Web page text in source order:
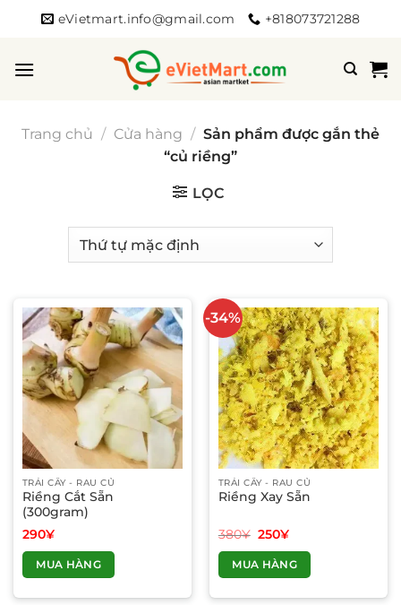
dung
eVietmart.info@gmail.com +818073721288
Trang chủ / Cửa hàng / Sản phẩm được gắn thẻ
“củ riềng”
LỌC
TRÁI CÂY - RAU CỦ
Riềng Cắt Sẵn
(300gram)
290¥
MUA HÀNG
-34%
TRÁI CÂY - RAU CỦ
Riềng Xay Sẵn
380¥ Giá
là:
380¥.
250¥Giá
tại
là:
250¥.
MUA HÀNG